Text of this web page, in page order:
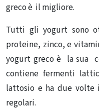
greco è il migliore.
Tutti gli yogurt sono
proteine, zinco, e
yogurt greco è la sua
contiene fermenti
lattosio e ha due
regolari.